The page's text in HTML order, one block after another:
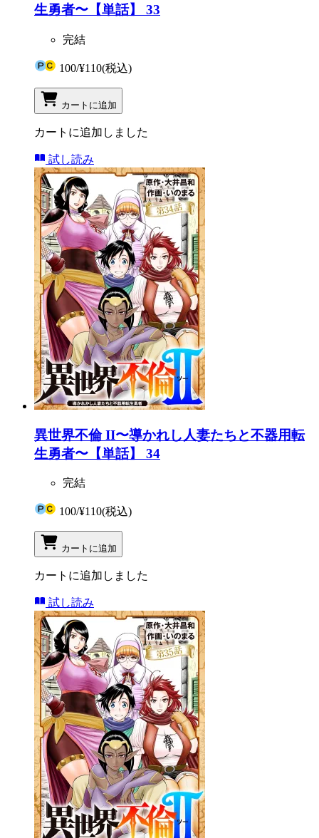
生勇者〜【単話】 33
完結
100/¥110(税込)
カートに追加
カートに追加しました
試し読み
異世界不倫 II〜導かれし人妻たちと不器用転
生勇者〜【単話】 34
完結
100/¥110(税込)
カートに追加
カートに追加しました
試し読み